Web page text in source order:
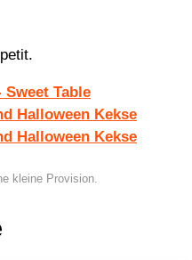
kleine Provision.